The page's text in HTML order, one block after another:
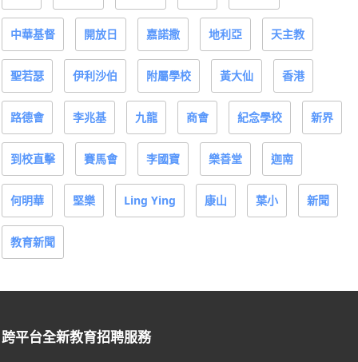
中華基督 開放日 嘉諾撒 地利亞 天主教
聖若瑟 伊利沙伯 附屬學校 黃大仙 香港
路德會 李兆基 九龍 商會 紀念學校 新界
到校直擊 賽馬會 李國寶 樂善堂 迦南
何明華 堅樂 Ling Ying 康山 葉小 新聞
教育新聞
跨平台全新教育招聘服務